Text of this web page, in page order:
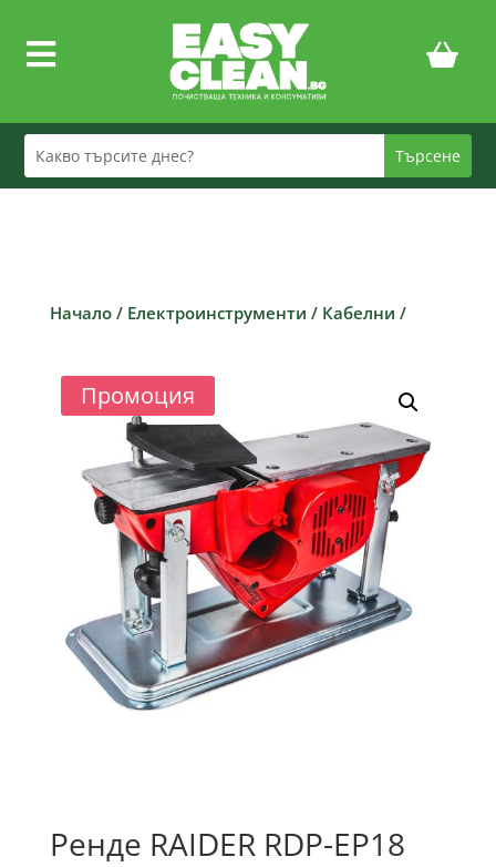

Начало/ Електроинструменти / Кабелни /
Промоция
Ренде RAIDER RDP-EP18